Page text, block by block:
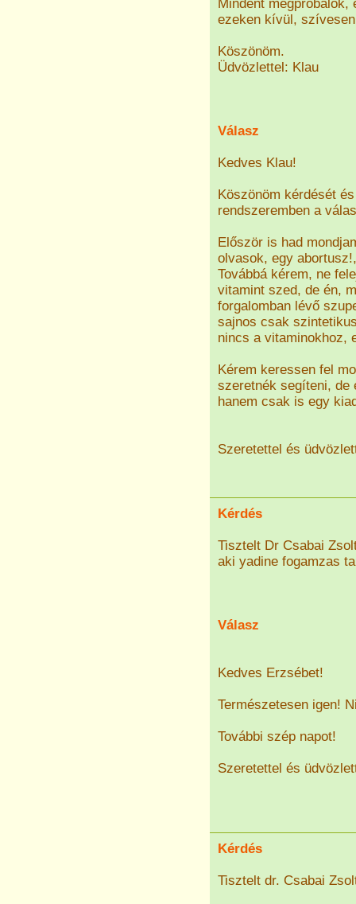
Mindent
ezeken kívül,
Köszönöm.
Üdvözlettel: Klau
Válasz
Kedves Klau!
Köszönöm kérdését
rendszeremben a
Először is had
olvasok, egy
Továbbá kérem, ne
vitamint szed, de én,
forgalomban lévő
sajnos csak
nincs a vitaminokhoz,
Kérem keressen fel
szeretnék segíteni, de
hanem csak is egy
Szeretettel és
Kérdés
Tisztelt Dr Csabai
aki yadine fogamzas
Válasz
Kedves Erzsébet!
Természetesen igen!
További szép napot!
Szeretettel és
Kérdés
Tisztelt dr. Csabai